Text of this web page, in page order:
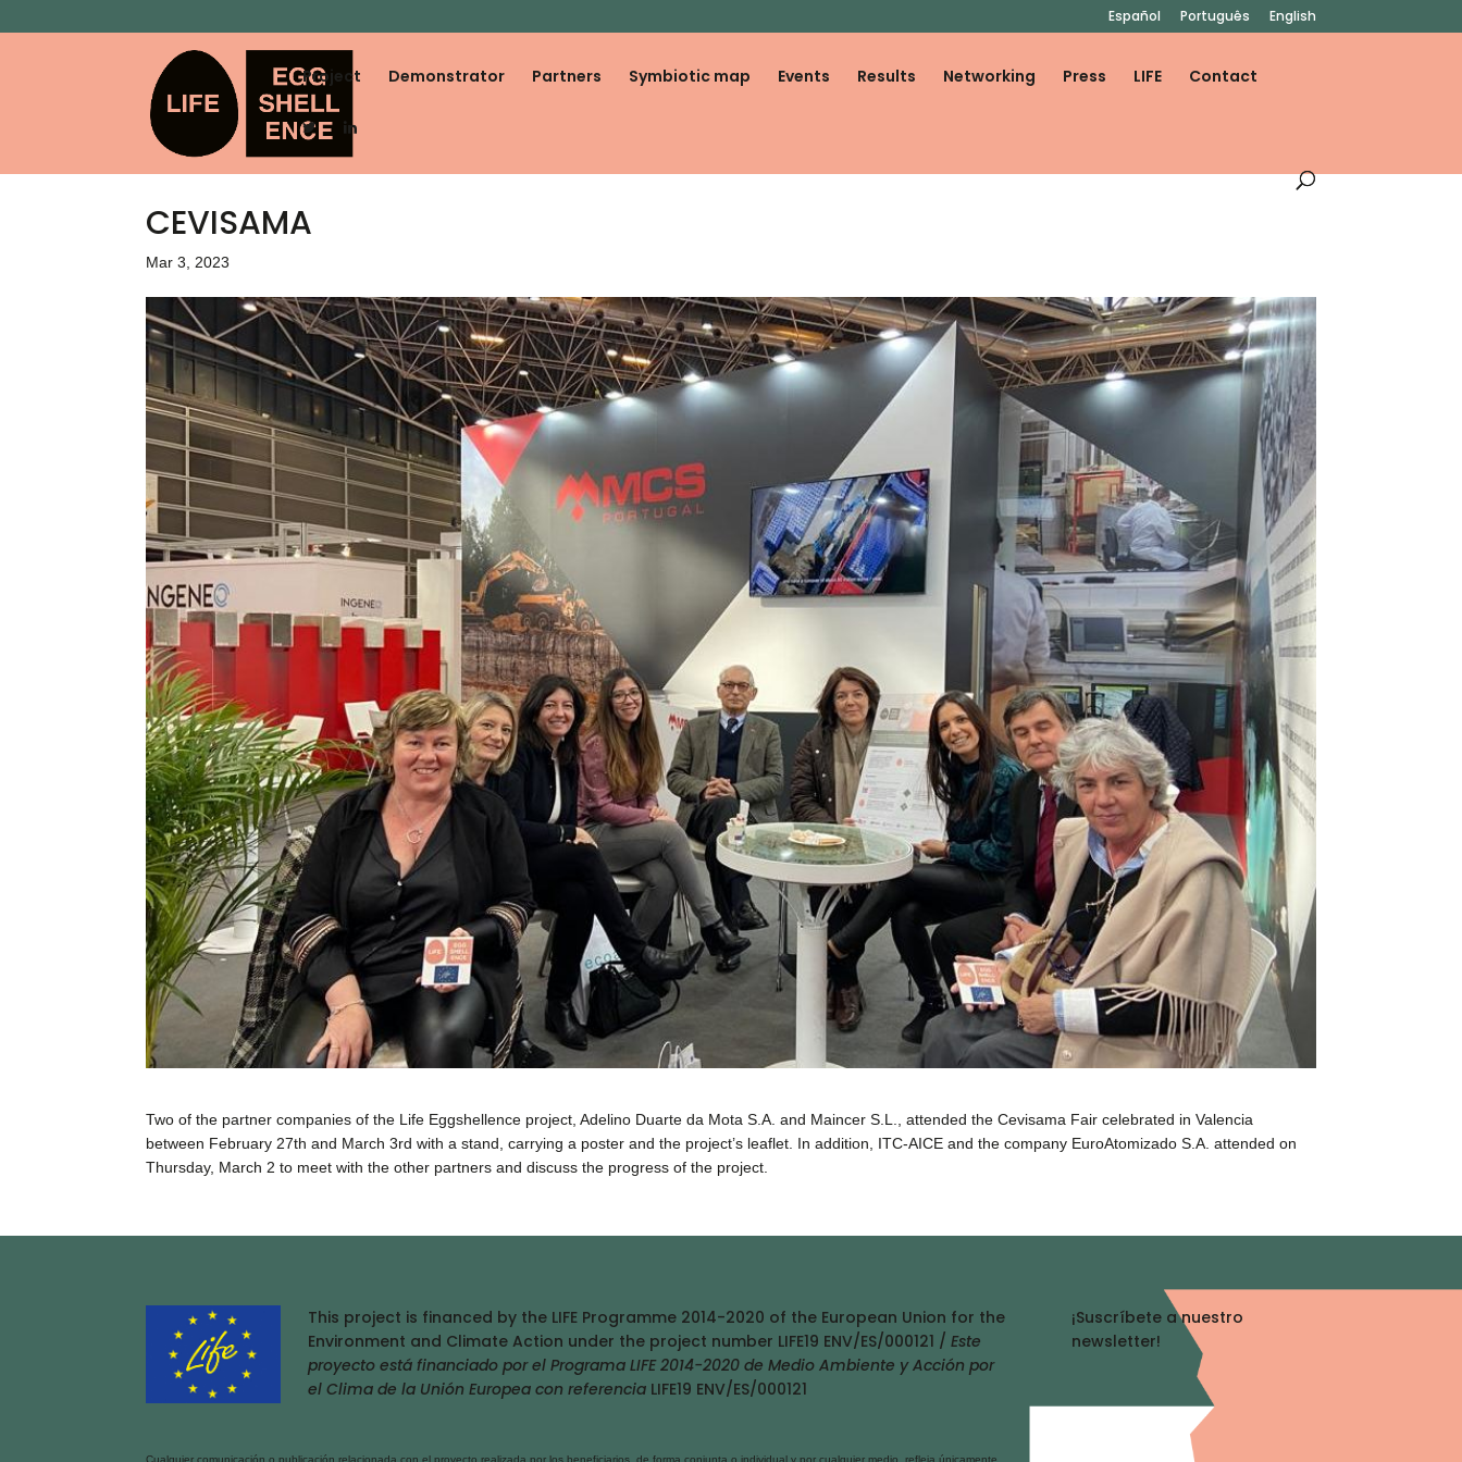
Español Português English
Project Demonstrator Partners Symbiotic map Events Results Networking Press LIFE Contact
CEVISAMA
Mar 3, 2023
Two of the partner companies of the Life Eggshellence project, Adelino Duarte da Mota S.A. and Maincer S.L., attended the Cevisama Fair celebrated in Valencia
between February 27th and March 3rd with a stand, carrying a poster and the project’s leaflet. In addition, ITC-AICE and the company EuroAtomizado S.A. attended on
Thursday, March 2 to meet with the other partners and discuss the progress of the project.
This project is financed by the LIFE Programme 2014-2020 of the European Union for the
Environment and Climate Action under the project number LIFE19 ENV/ES/000121 /Este
proyecto está financiado por el Programa LIFE 2014-2020 de Medio Ambiente y Acción por
el Clima de la Unión Europea con referencia LIFE19 ENV/ES/000121
Cualquier comunicación o publicación relacionada con el proyecto realizada por los beneficiarios, de forma conjunta o individual y por cualquier medio, refleja únicamente
¡Suscríbete a nuestro
newsletter!